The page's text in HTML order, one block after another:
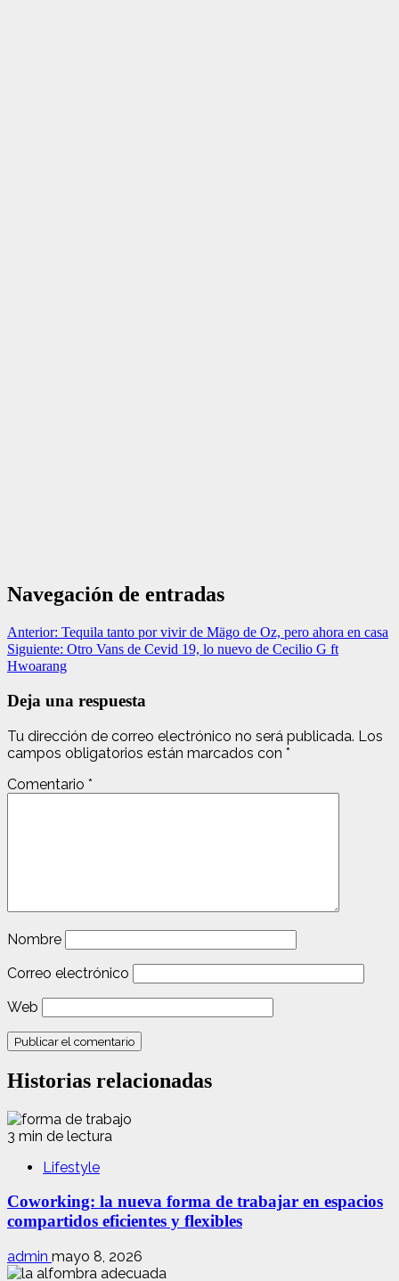
Navegación de entradas
Anterior: Tequila tanto por vivir de Mägo de Oz, pero ahora en casa
Siguiente: Otro Vans de Cevid 19, lo nuevo de Cecilio G ft
Hwoarang
Deja una respuesta
Tu dirección de correo electrónico no será publicada. Los
campos obligatorios están marcados con *
Comentario *
Nombre
Correo electrónico
Web
Historias relacionadas
3 min de lectura
Lifestyle
Coworking: la nueva forma de trabajar en espacios
compartidos eficientes y flexibles
admin mayo 8, 2026